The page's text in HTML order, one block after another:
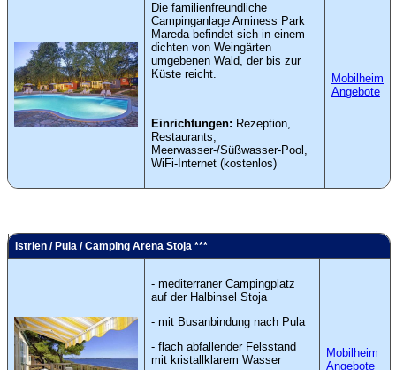
Die familienfreundliche
Campinganlage Aminess Park
Mareda befindet sich in einem
dichten von Weingärten
umgebenen Wald, der bis zur
Küste reicht.
Einrichtungen: Rezeption,
Restaurants,
Meerwasser-/Süßwasser-Pool,
WiFi-Internet (kostenlos)
Mobilheim
Angebote
Istrien / Pula / Camping Arena Stoja ***
- mediterraner Campingplatz
auf der Halbinsel Stoja
- mit Busanbindung nach Pula
- flach abfallender Felsstand
mit kristallklarem Wasser
Mobilheim
Angebote